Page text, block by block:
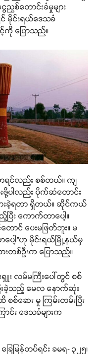
ေညှစ်တောင်းခံမှုများ
မိုင်းရယ်ဒေသခံ
ကို ပြောသည်။
င်လည်း စစ်တယ်။ ကျ
ပါလည်း ပိုက်ဆံတောင်း
ားခဲ့ရတာ ရှိတယ်။ ဆိုင်ကယ်
ြီး ကောက်တာပေါ့။
ာင် ပေးမဖြတ်ဘူး။ မ
ပေါ့”ဟု မိုင်းရယ်မြို့နယ်မှ
တစ်ဦးက ပြောသည်။
း လမ်မကြီးပေါ်တွင် စစ်
းခဲ့သည့် မေလ နောက်ဆုံး
ဆေး မှု ကြမ်းတမ်းပြီး
ာင်း ဒေသခံများက
မြန်တပ်ရင်း ခမရ- ၃၂၅၊